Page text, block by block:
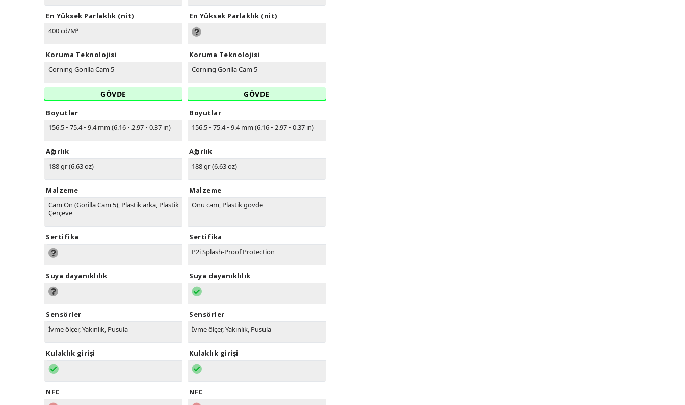
En Yüksek Parlaklık (nit)
400 cd/M²
Koruma Teknolojisi
Corning Gorilla Cam 5
GÖVDE
Boyutlar
156.5 • 75.4• 9.4 mm (6.16 • 2.97 • 0.37 in)
Ağırlık
188 gr (6.63 oz)
Malzeme
Cam Ön (Gorilla Cam 5), Plastik arka, Plastik
Çerçeve
Sertifika
Suya dayanıklılık
Sensörler
İvme ölçer, Yakınlık, Pusula
Kulaklık girişi
NFC
En Yüksek Parlaklık (nit)
Koruma Teknolojisi
Corning Gorilla Cam 5
GÖVDE
Boyutlar
156.5 • 75.4• 9.4 mm (6.16 • 2.97 • 0.37 in)
Ağırlık
188 gr (6.63 oz)
Malzeme
Önü cam, Plastik gövde
Sertifika
P2i Splash-Proof Protection
Suya dayanıklılık
Sensörler
İvme ölçer, Yakınlık, Pusula
Kulaklık girişi
NFC